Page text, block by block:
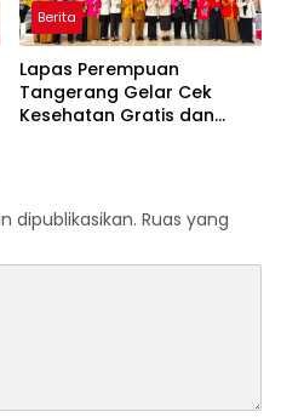
Berita
Lapas Perempuan
Tangerang Gelar Cek
Kesehatan Gratis dan
dipublikasikan. Ruas yang